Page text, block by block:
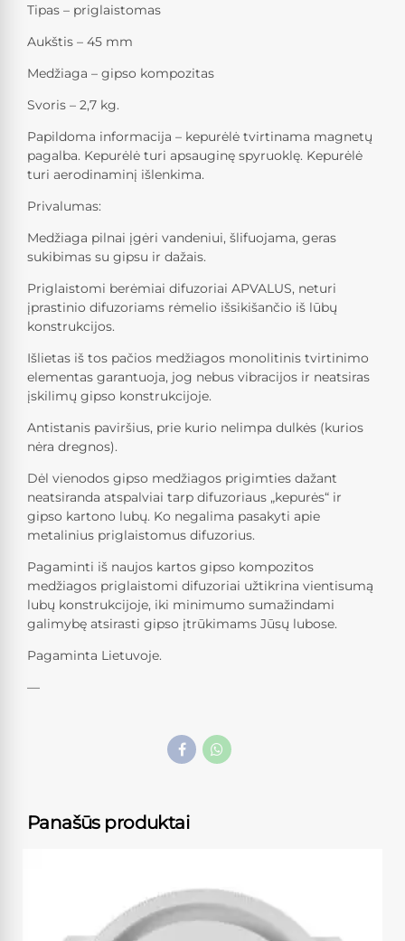
Tipas – priglaistomas
Aukštis – 45 mm
Medžiaga – gipso kompozitas
Svoris – 2,7 kg.
Papildoma informacija – kepurėlė tvirtinama magnetų
pagalba. Kepurėlė turi apsauginę spyruoklę. Kepurėlė
turi aerodinaminį išlenkima.
Privalumas:
Medžiaga pilnai įgėri vandeniui, šlifuojama, geras
sukibimas su gipsu ir dažais.
Priglaistomi berėmiai difuzoriai APVALUS, neturi
įprastinio difuzoriams rėmelio išsikišančio iš lūbų
konstrukcijos.
Išlietas iš tos pačios medžiagos monolitinis tvirtinimo
elementas garantuoja, jog nebus vibracijos ir neatsiras
įskilimų gipso konstrukcijoje.
Antistanis paviršius, prie kurio nelimpa dulkės (kurios
nėra dregnos).
Dėl vienodos gipso medžiagos prigimties dažant
neatsiranda atspalviai tarp difuzoriaus „kepurės“ ir
gipso kartono lubų. Ko negalima pasakyti apie
metalinius priglaistomus difuzorius.
Pagaminti iš naujos kartos gipso kompozitos
medžiagos priglaistomi difuzoriai užtikrina vientisumą
lubų konstrukcijoje, iki minimumo sumažindami
galimybę atsirasti gipso įtrūkimams Jūsų lubose.
Pagaminta Lietuvoje.
—
Panašūs produktai